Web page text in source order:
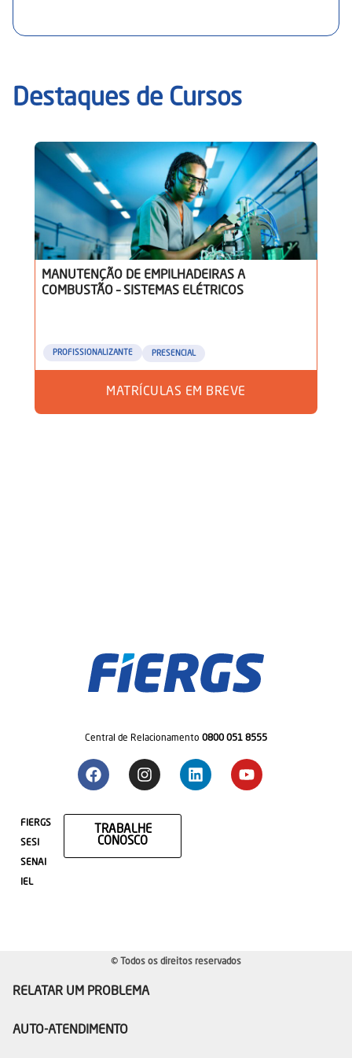
incluindo a análise termográfica de conexões e
substituição de componentes mecânicos e elétricos.
Destaques de Cursos
MANUTENÇÃO DE EMPILHADEIRAS A
COMBUSTÃO – SISTEMAS ELÉTRICOS
PRESENCIAL
PROFISSIONALIZANTE
MATRÍCULAS EM BREVE
Central de Relacionamento 0800 051 8555
FIERGS
SESI
SENAI
IEL
TRABALHE
CONOSCO
© Todos os direitos reservados
RELATAR UM PROBLEMA
AUTO-ATENDIMENTO